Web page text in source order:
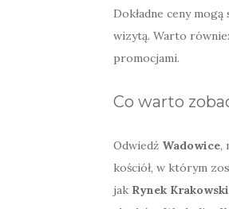
Dokładne ceny
wizytą. Warto
promocjami.
Co warto
Odwiedź Wadowice,
kościół, w którym
jak Rynek Krakowski